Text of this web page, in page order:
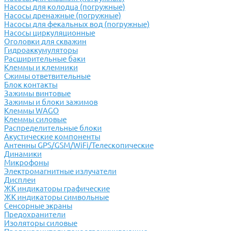
Насосы для колодца (погружные)
Насосы дренажные (погружные)
Насосы для фекальных вод (погружные)
Насосы циркуляционные
Оголовки для скважин
Гидроаккумуляторы
Расширительные баки
Клеммы и клемники
Cжимы ответвительные
Блок контакты
Зажимы винтовые
Зажимы и блоки зажимов
Клеммы WAGO
Клеммы силовые
Распределительные блоки
Акустические компоненты
Антенны GPS/GSM/WiFi/Телескопические
Динамики
Микрофоны
Электромагнитные излучатели
Дисплеи
ЖК индикаторы графические
ЖК индикаторы символьные
Сенсорные экраны
Предохранители
Изоляторы силовые